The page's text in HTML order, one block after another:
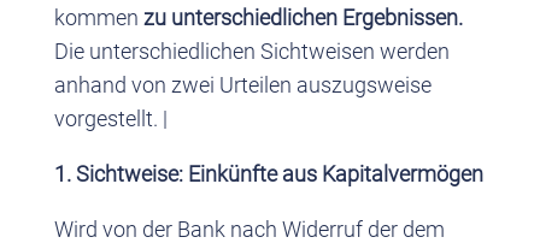
kommen zu unterschiedlichen Ergebnissen.
Die unterschiedlichen Sichtweisen werden
anhand von zwei Urteilen auszugsweise
vorgestellt. |
1. Sichtweise: Einkünfte aus Kapitalvermögen
Wird von der Bank nach Widerruf der dem